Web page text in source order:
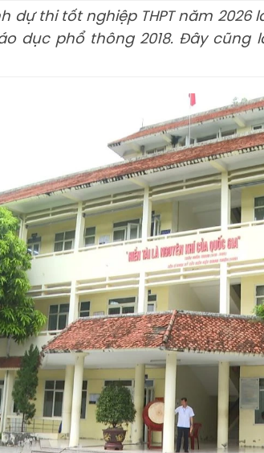
dự thi tốt nghiệp THPT năm
dục phổ thông 2018. Đây